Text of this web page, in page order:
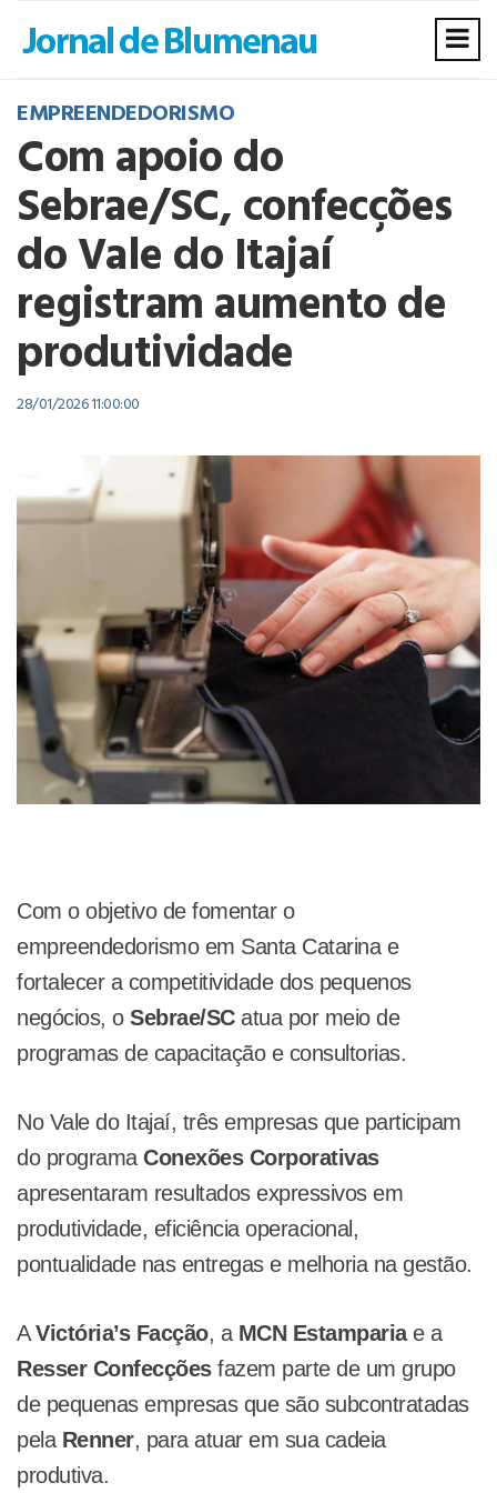
EMPREENDEDORISMO
Com apoio do
Sebrae/SC, confecções
do Vale do Itajaí
registram aumento de
produtividade
28/01/2026 11:00:00
Com o objetivo de fomentar o
empreendedorismo em Santa Catarina e
fortalecer a competitividade dos pequenos
negócios, o Sebrae/SCatua por meio de
programas de capacitação e consultorias.
No Vale do Itajaí, três empresas que participam
do programa Conexões Corporativas
apresentaram resultados expressivos em
produtividade, eficiência operacional,
pontualidade nas entregas e melhoria na gestão.
AVictória’s Facção, a MCN Estampariae a
Resser Confecçõesfazem parte de um grupo
de pequenas empresas que são subcontratadas
pela Renner, para atuar em sua cadeia
produtiva.